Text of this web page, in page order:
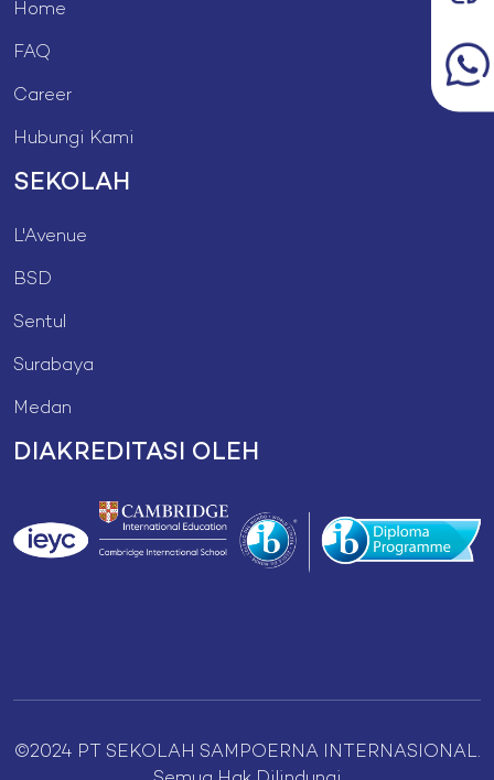
Home
FAQ
Career
Hubungi Kami
SEKOLAH
L'Avenue
BSD
Sentul
Surabaya
Medan
DIAKREDITASI OLEH
©2024 PT SEKOLAH SAMPOERNA INTERNASIONAL.